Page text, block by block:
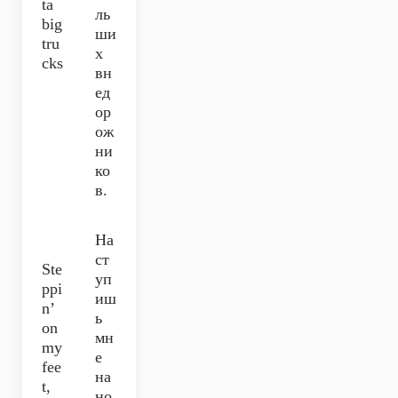
ta
big
tru
cks
ль
ши
х
вн
ед
ор
ож
ни
ко
в.
Ste
ppi
n’
on
my
fee
t,
На
ст
уп
иш
ь
мн
е
на